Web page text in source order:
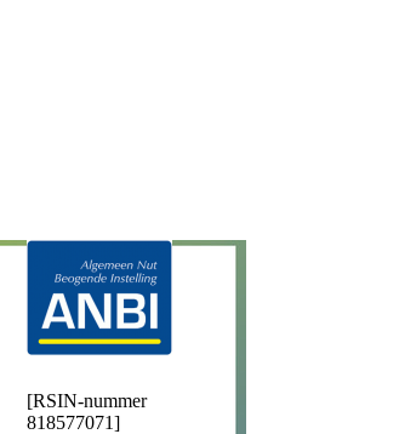
[RSIN-nummer
818577071]